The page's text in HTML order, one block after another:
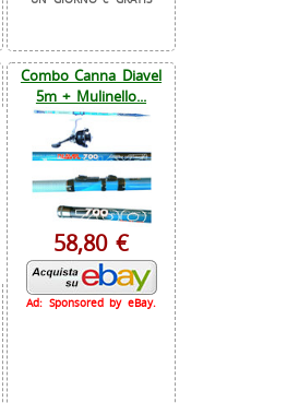
Combo Canna Diavel
5m + Mulinello...
58,80 €
Ad: Sponsored by eBay.